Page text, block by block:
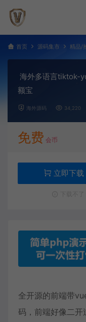
首页 源码集市 精品/
海外多语言tiktok-
额宝
海外源码 34,220
免费 会币
立即下载
全开源的前端带
码，前端好像二